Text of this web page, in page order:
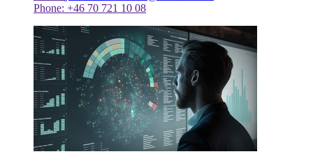
Phone: +46 70 721 10 08